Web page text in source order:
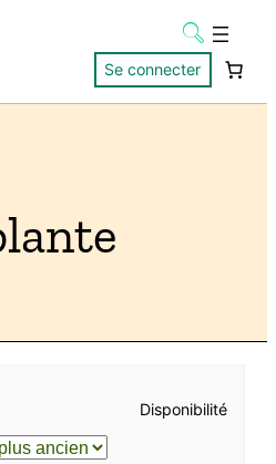
Se connecter
Disponibilité